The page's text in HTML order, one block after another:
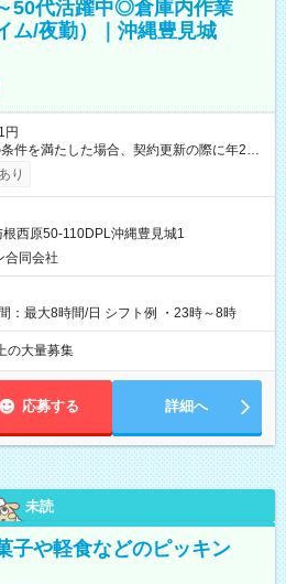
50代活躍中◎倉庫内作業
ム/夜勤）｜沖縄豊見城
円
件を満たした場合、契約更新の際に年2回
度あり ※月末締/翌
外手当、別途支給 ※深夜割増賃金 (22:00～
す！ 【試用期間】試用期間
：1週間 雇用形態、給与は本採用時と同じ
り
西原50-110DPL沖縄豊見城1
合同会社
：最大8時間/日 シフト例 ・23時～8時
の大量募集
応募する 詳細へ
未読
子や軽食などのピッキン